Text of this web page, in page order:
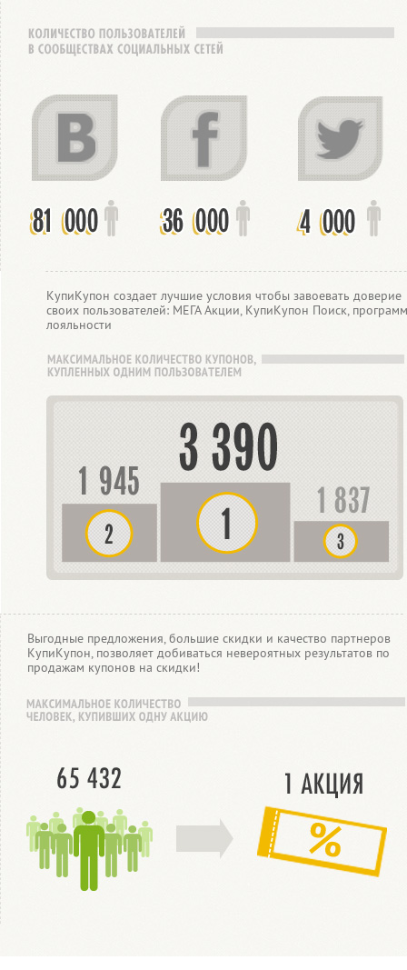
КупиКупон создает лучшие условия чтобы завоевать доверие
своих пользователей: МЕГА Акции, КупиКупон Поиск,
лояльности
Выгодные предложения, большие скидки и качество партнеров
КупиКупон, позволяет добиваться невероятных результатов по
продажам купонов на скидки!